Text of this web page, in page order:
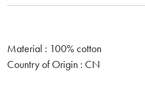
Material : 100% cotton
Country of Origin : CN